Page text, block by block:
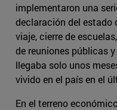
implementaron una
declaración del estado
viaje, cierre de
de reuniones públicas
llegaba solo unos
vivido en el país en el
En el terreno